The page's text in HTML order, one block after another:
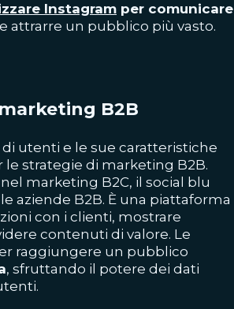
Instagram per comunicare
attrarre un pubblico più vasto.
B2B
utenti e le sue caratteristiche
strategie di marketing B2B.
marketing B2C, il social blu
aziende B2B. È una piattaforma
con i clienti, mostrare
contenuti di valore. Le
raggiungere un pubblico
, sfruttando il potere dei dati